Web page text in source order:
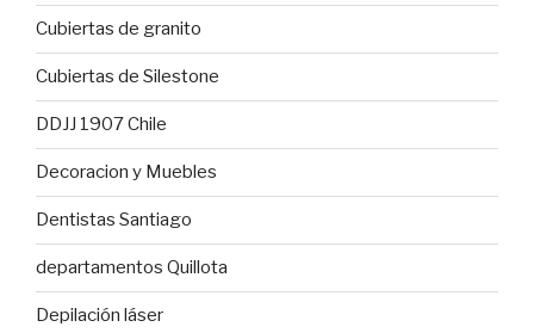
Cubiertas de granito
Cubiertas de Silestone
DDJJ 1907 Chile
Decoracion y Muebles
Dentistas Santiago
departamentos Quillota
Depilación láser